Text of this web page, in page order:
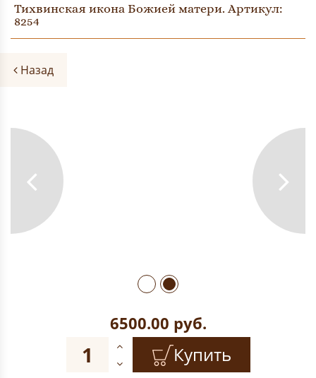
Тихвинская икона Божией матери. Артикул:
8254
Назад
6500.00 руб.
Купить